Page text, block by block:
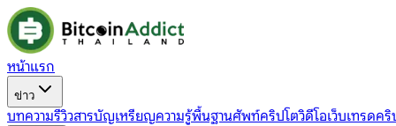
หน้าแรก
ข่าว
บทความรีวิวสารบัญเหรียญความรู้พื้นฐานศัพท์คริปโตวิดีโอเว็บเทรดค